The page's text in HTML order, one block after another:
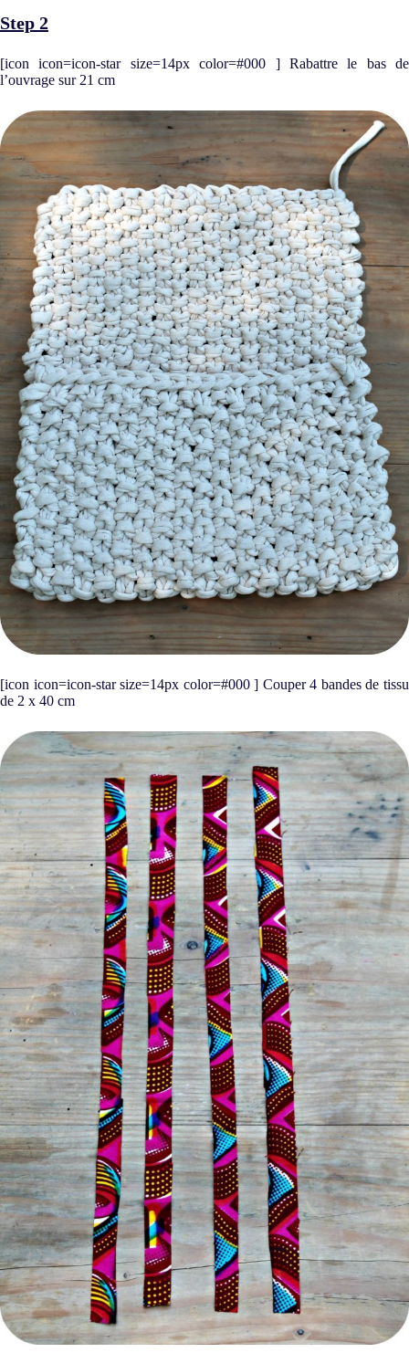
Step 2
[icon icon=icon-star size=14px color=#000 ] Rabattre le bas de
l’ouvrage sur 21 cm
[icon icon=icon-star size=14px color=#000 ] Couper 4 bandes de tissu
de 2 x 40 cm